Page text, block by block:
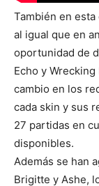
También en
al igual que en
oportunidad de
Echo y
cambio en los
cada skin y sus
27 partidas en
disponibles.
Además se han
Brigitte y Ashe,